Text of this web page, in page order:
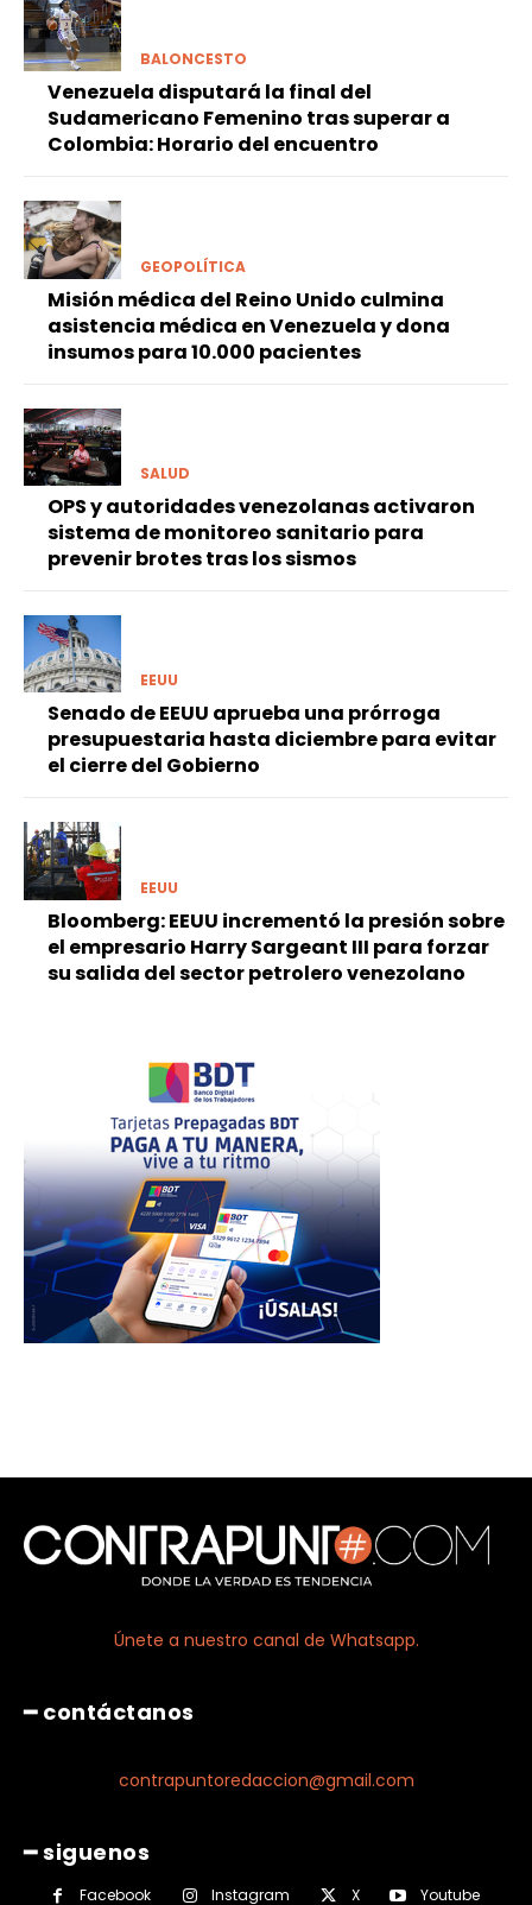
BALONCESTO
Venezuela disputará la final del
Sudamericano Femenino tras superar a
Colombia: Horario del encuentro
GEOPOLÍTICA
Misión médica del Reino Unido culmina
asistencia médica en Venezuela y dona
insumos para 10.000 pacientes
SALUD
OPS y autoridades venezolanas activaron
sistema de monitoreo sanitario para
prevenir brotes tras los sismos
EEUU
Senado de EEUU aprueba una prórroga
presupuestaria hasta diciembre para evitar
el cierre del Gobierno
EEUU
Bloomberg: EEUU incrementó la presión sobre
el empresario Harry Sargeant III para forzar
su salida del sector petrolero venezolano
Únete a nuestro canal de Whatsapp.
━ contáctanos
contrapuntoredaccion@gmail.com
━ siguenos
Facebook Instagram X Youtube